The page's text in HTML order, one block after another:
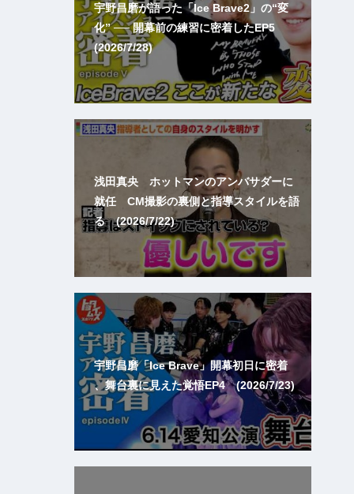
宇野昌磨が語った「Ice Brave2」の“変
化” ── 開幕前の練習に密着したEP5
(2026/7/28)
浅田真央 ホットマンのアンバサダーに
就任 CM撮影の裏側と指導スタイルを語
る (2026/7/22)
宇野昌磨「Ice Brave」開幕初日に密着
、舞台裏に見えた覚悟EP4 (2026/7/23)